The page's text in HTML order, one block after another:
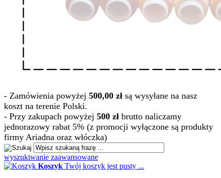
- Zamówienia powyżej 500,00 zł są wysyłane na nasz
koszt na terenie Polski.
- Przy zakupach powyżej 500 zł brutto naliczamy
jednorazowy rabat 5% (z promocji wyłączone są produkty
firmy Ariadna oraz włóczka)
wyszukiwanie zaawansowane
Koszyk Twój koszyk jest pusty ...